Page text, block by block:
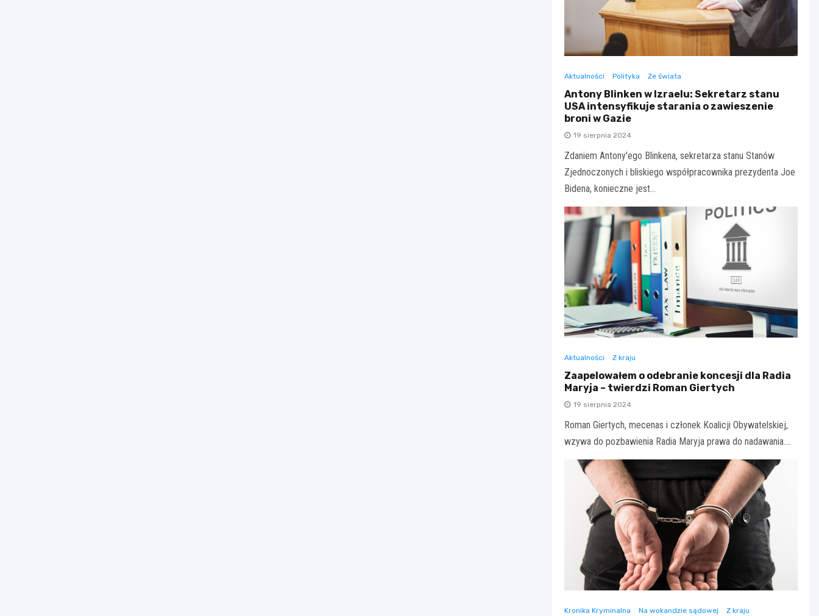
Aktualności Polityka Ze świata
Antony Blinken w Izraelu: Sekretarz stanu
USA intensyfikuje starania o zawieszenie
broni w Gazie
19 sierpnia 2024
Zdaniem Antony'ego Blinkena, sekretarza stanu Stanów
Zjednoczonych i bliskiego współpracownika prezydenta Joe
Bidena, konieczne jest…
Aktualności Z kraju
Zaapelowałem o odebranie koncesji dla Radia
Maryja – twierdzi Roman Giertych
19 sierpnia 2024
Roman Giertych, mecenas i członek Koalicji Obywatelskiej,
wzywa do pozbawienia Radia Maryja prawa do nadawania.…
Kronika Kryminalna Na wokandzie sądowej Z kraju